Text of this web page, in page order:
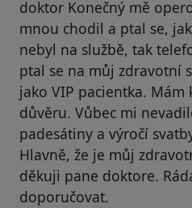
doktor Konečný mě
mnou chodil a ptal se,
nebyl na službě, tak
ptal se na můj zdravotní
jako VIP pacientka.
důvěru. Vůbec mi
padesátiny a výročí
Hlavně, že je můj
děkuji pane doktore.
doporučovat.